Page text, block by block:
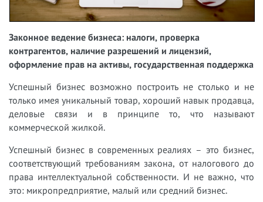
Законное ведение бизнеса: налоги, проверка
контрагентов, наличие разрешений и лицензий,
оформление прав на активы, государственная поддержка
Успешный бизнес возможно построить не столько и не
только имея уникальный товар, хороший навык продавца,
деловые связи и в принципе то, что называют
коммерческой жилкой.
Успешный бизнес в современных реалиях – это бизнес,
соответствующий требованиям закона, от налогового до
права интеллектуальной собственности. И не важно, что
это: микропредприятие, малый или средний бизнес.